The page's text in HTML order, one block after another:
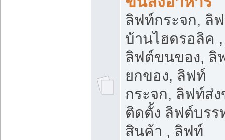
ลิฟท์กระจก, ลิ
บ้านไฮดรอลิค ,
ลิฟต์ขนของ, ลิ
ยกของ, ลิฟท์
กระจก, ลิฟท์ส่ง
ติดตั้ง ลิฟต์บรร
สินค้า , ลิฟท์